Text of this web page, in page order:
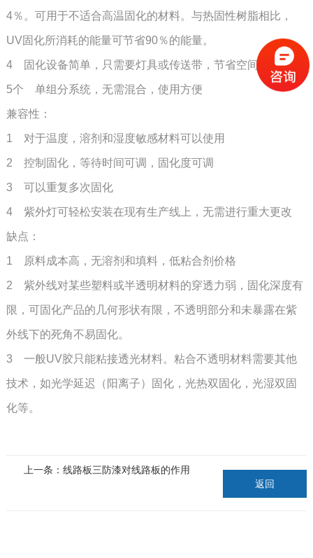
4％。可用于不适合高温固化的材料。与热固性树脂相比，
UV固化所消耗的能量可节省90％的能量。
4 固化设备简单，只需要灯具或传送带，节省空间
5个 单组分系统，无需混合，使用方便
兼容性：
1 对于温度，溶剂和湿度敏感材料可以使用
2 控制固化，等待时间可调，固化度可调
3 可以重复多次固化
4 紫外灯可轻松安装在现有生产线上，无需进行重大更改
缺点：
1 原料成本高，无溶剂和填料，低粘合剂价格
2 紫外线对某些塑料或半透明材料的穿透力弱，固化深度有
限，可固化产品的几何形状有限，不透明部分和未暴露在紫
外线下的死角不易固化。
3 一般UV胶只能粘接透光材料。粘合不透明材料需要其他
技术，如光学延迟（阳离子）固化，光热双固化，光湿双固
化等。
上一条：线路板三防漆对线路板的作用
返回